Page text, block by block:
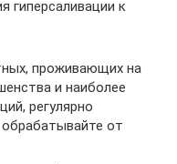
гиперсаливации к
проживающих на
и наиболее
регулярно
обрабатывайте от